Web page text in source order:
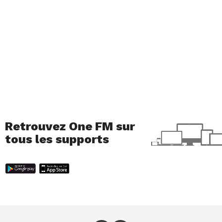
Retrouvez One FM sur
tous les supports